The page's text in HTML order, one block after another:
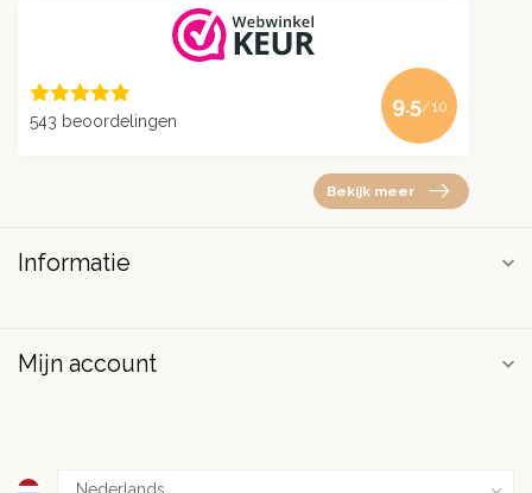
543 beoordelingen
9.5/10
Bekijk meer
Informatie
Mijn account